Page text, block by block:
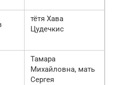
тётя Хава
Цудечкис
Тамара
Михайловна, мать
Сергея